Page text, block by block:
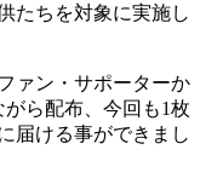
たちを対象に実施し
ァン・サポーターか
ら配布、今回も1枚
届ける事ができまし